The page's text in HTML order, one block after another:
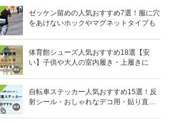
ゼッケン留めの人気おすすめ7選！服に穴
をあけないホックやマグネットタイプも
体育館シューズ人気おすすめ18選【安
い】子供や大人の室内履き・上履きに
自転車ステッカー人気おすすめ15選！反
射シール・おしゃれなデコ用・貼り直し